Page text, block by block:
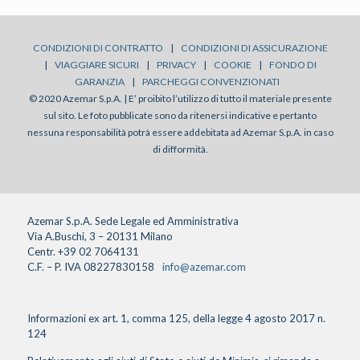
CONDIZIONI DI CONTRATTO |
CONDIZIONI DI ASSICURAZIONE
|
VIAGGIARE SICURI | PRIVACY | COOKIE |
FONDO DI
GARANZIA
|
PARCHEGGI CONVENZIONATI
© 2020 Azemar S.p.A. | E’ proibito l’utilizzo di tutto il materiale presente
sul sito. Le foto pubblicate sono da ritenersi indicative e pertanto
nessuna responsabilità potrà essere addebitata ad Azemar S.p.A. in caso
di difformità.
Azemar S.p.A. Sede Legale ed Amministrativa
Via A.Buschi, 3 – 20131 Milano
Centr. +39 02 7064131
C.F. – P. IVA 08227830158
info@azemar.com
Informazioni ex art. 1, comma 125, della legge 4 agosto 2017 n.
124